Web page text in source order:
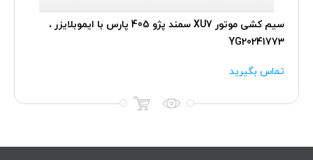
سیم کشی موتور XU7 سمند پژو 405 پارس با ایموبلایزر ،
YG20241773
تماس بگیرید